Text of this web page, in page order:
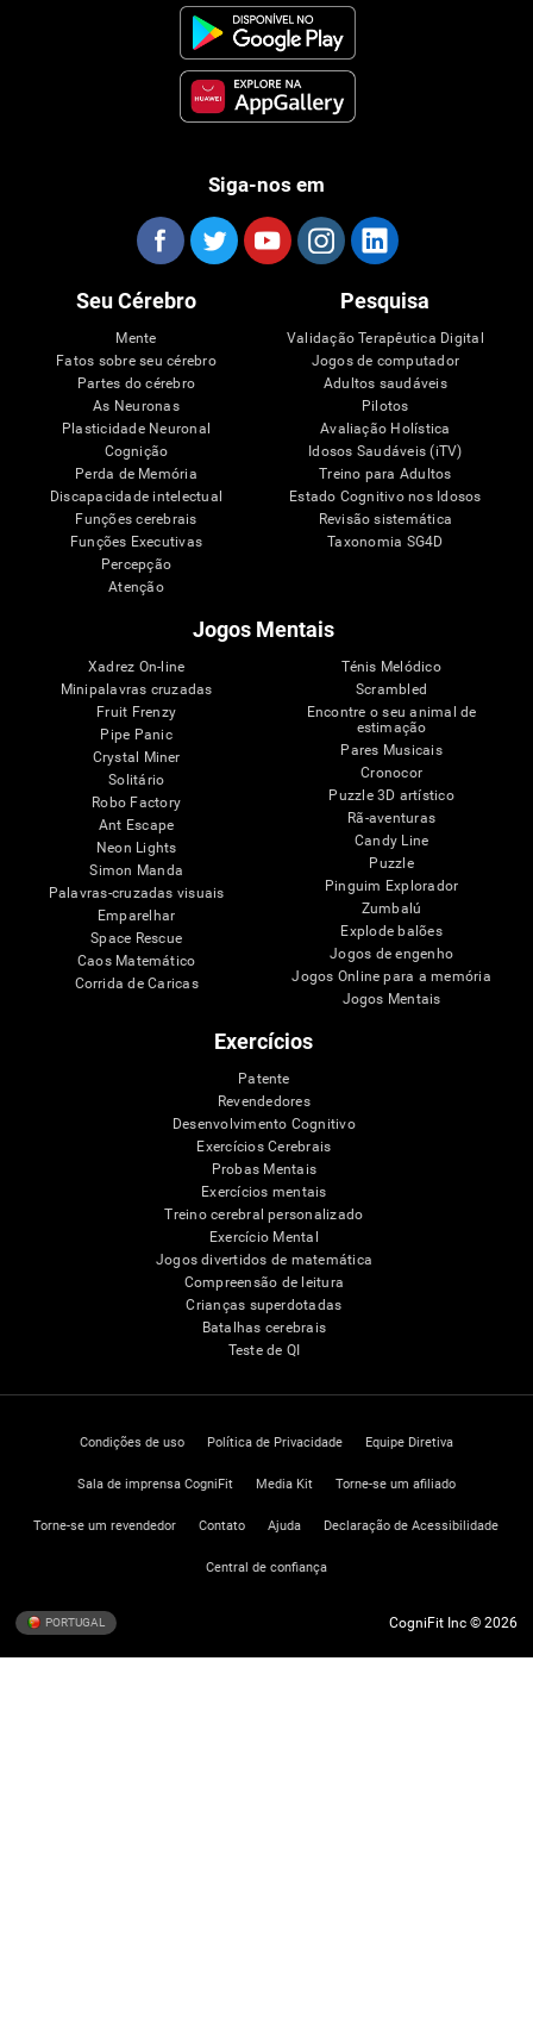
Siga-nos em
Seu Cérebro
Mente
Fatos sobre seu cérebro
Partes do cérebro
As Neuronas
Plasticidade Neuronal
Cognição
Perda de Memória
Discapacidade intelectual
Funções cerebrais
Funções Executivas
Percepção
Atenção
Pesquisa
Validação Terapêutica Digital
Jogos de computador
Adultos saudáveis
Pilotos
Avaliação Holística
Idosos Saudáveis (iTV)
Treino para Adultos
Estado Cognitivo nos Idosos
Revisão sistemática
Taxonomia SG4D
Jogos Mentais
Xadrez On-line
Minipalavras cruzadas
Fruit Frenzy
Pipe Panic
Crystal Miner
Solitário
Robo Factory
Ant Escape
Neon Lights
Simon Manda
Palavras-cruzadas visuais
Emparelhar
Space Rescue
Caos Matemático
Corrida de Caricas
Ténis Melódico
Scrambled
Encontre o seu animal de
estimação
Pares Musicais
Cronocor
Puzzle 3D artístico
Rã-aventuras
Candy Line
Puzzle
Pinguim Explorador
Zumbalú
Explode balões
Jogos de engenho
Jogos Online para a memória
Jogos Mentais
Exercícios
Patente
Revendedores
Desenvolvimento Cognitivo
Exercícios Cerebrais
Probas Mentais
Exercícios mentais
Treino cerebral personalizado
Exercício Mental
Jogos divertidos de matemática
Compreensão de leitura
Crianças superdotadas
Batalhas cerebrais
Teste de QI
Condições de uso Política de Privacidade Equipe Diretiva
Sala de imprensa CogniFit Media Kit Torne-se um afiliado
Torne-se um revendedor Contato Ajuda Declaração de Acessibilidade
Central de confiança
PORTUGAL CogniFit Inc © 2026